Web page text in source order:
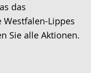
das
Westfalen-Lippes
Sie alle Aktionen.